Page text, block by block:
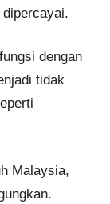
dengan
tidak
Malaysia,